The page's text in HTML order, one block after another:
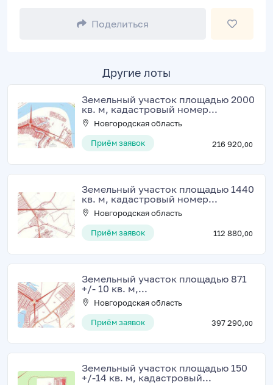
Поделиться
Другие лоты
Земельный участок площадью 2000
кв. м, кадастровый номер...
Новгородская область
Приём заявок
216 920,00
Земельный участок площадью 1440
кв. м, кадастровый номер...
Новгородская область
Приём заявок
112 880,00
Земельный участок площадью 871
+/- 10 кв. м,...
Новгородская область
Приём заявок
397 290,00
Земельный участок площадью 150
+/-14 кв. м, кадастровый...